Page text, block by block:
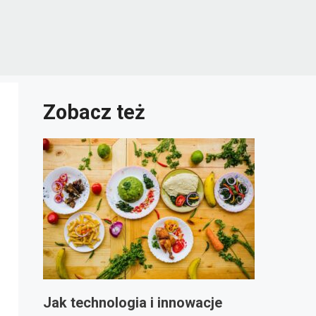
Zobacz też
Jak technologia i innowacje